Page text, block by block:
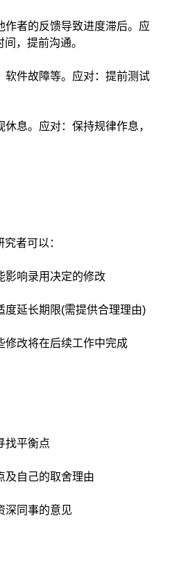
作者的反馈导致进度滞后。应
，提前沟通。
软件故障等。应对：提前测试
息。应对：保持规律作息，
者可以：
影响录用决定的修改
度延长期限(需提供合理理由)
修改将在后续工作中完成
找平衡点
及自己的取舍理由
深同事的意见